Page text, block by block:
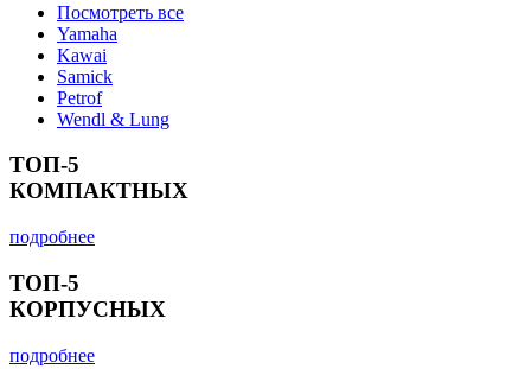
Посмотреть все
Yamaha
Kawai
Samick
Petrof
Wendl & Lung
ТОП-5
КОМПАКТНЫХ
подробнее
ТОП-5
КОРПУСНЫХ
подробнее